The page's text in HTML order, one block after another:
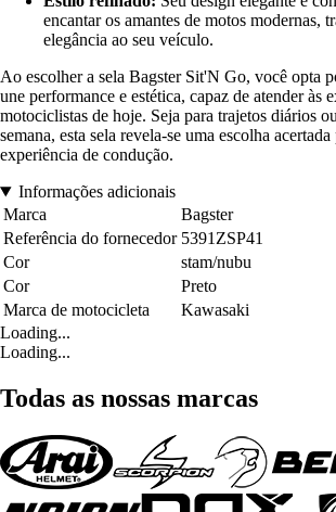
encantar os amantes de motos modernas,
elegância ao seu veículo.
Ao escolher a sela Bagster Sit'N Go, você opta
une performance e estética, capaz de atender às
motociclistas de hoje. Seja para trajetos diários
semana, esta sela revela-se uma escolha
experiência de condução.
Informações adicionais
Marca
Bagster
Referência do fornecedor 5391ZSP41
Cor
stam/nubu
Cor
Preto
Marca de motocicleta
Kawasaki
Loading...
Loading...
Todas as nossas marcas